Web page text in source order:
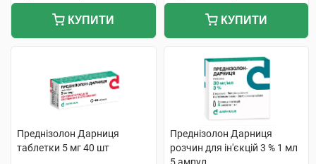
КУПИТИ КУПИТИ
Преднізолон Дарниця
таблетки 5 мг 40 шт
Преднізолон Дарниця
розчин для ін'єкцій 3 % 1 мл